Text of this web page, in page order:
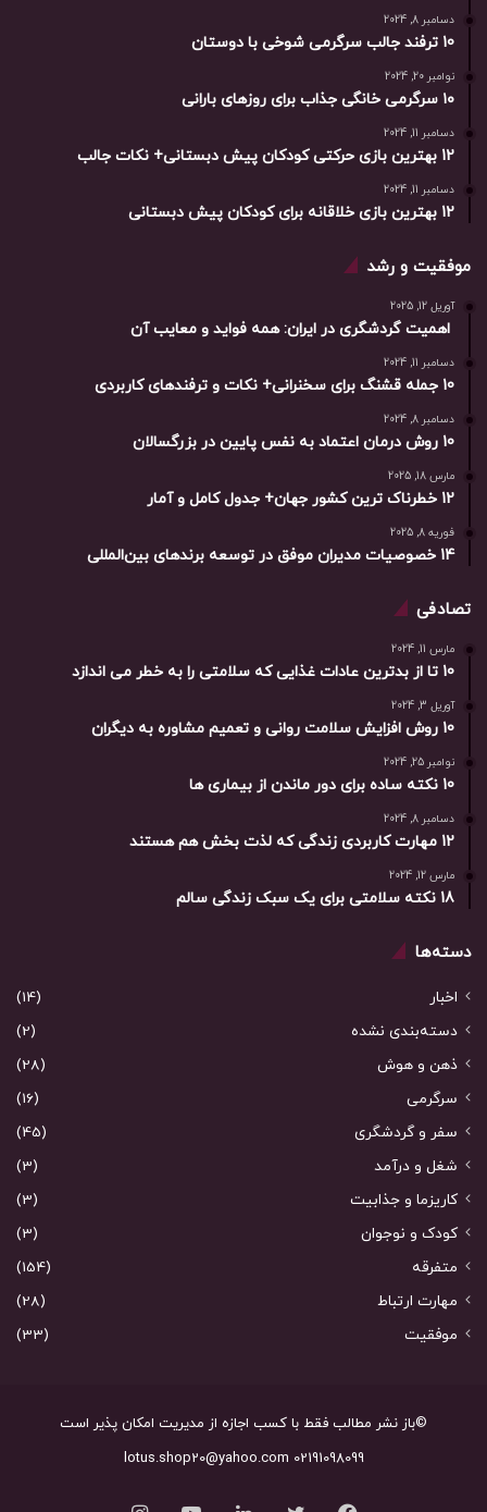
دسامبر 8, 2024
10 ترفند جالب سرگرمی شوخی با دوستان
نوامبر 20, 2024
۱۰ سرگرمی خانگی جذاب برای روزهای بارانی
دسامبر 11, 2024
12 بهترین بازی حرکتی کودکان پیش دبستانی+ نکات جالب
دسامبر 11, 2024
12 بهترین بازی خلاقانه برای کودکان پیش دبستانی
موفقیت و رشد
آوریل 12, 2025
اهمیت گردشگری در ایران: همه فواید و معایب آن
دسامبر 11, 2024
10 جمله قشنگ برای سخنرانی+ نکات و ترفندهای کاربردی
دسامبر 8, 2024
10 روش درمان اعتماد به نفس پایین در بزرگسالان
مارس 18, 2025
12 خطرناک ترین کشور جهان+ جدول کامل و آمار
فوریه 8, 2025
14 خصوصیات مدیران موفق در توسعه برندهای بین‌المللی
تصادفی
مارس 11, 2024
10 تا از بدترین عادات غذایی که سلامتی را به خطر می اندازد
آوریل 3, 2024
10 روش افزایش سلامت روانی و تعمیم مشاوره به دیگران
نوامبر 25, 2024
10 نکته ساده برای دور ماندن از بیماری ها
دسامبر 8, 2024
12 مهارت کاربردی زندگی که لذت بخش هم هستند
مارس 12, 2024
18 نکته سلامتی برای یک سبک زندگی سالم
دسته‌ها
اخبار
(14)
دسته‌بندی نشده
(2)
ذهن و هوش
(28)
سرگرمی
(16)
سفر و گردشگری
(45)
شغل و درآمد
(3)
کاریزما و جذابیت
(3)
کودک و نوجوان
(3)
متفرقه
(154)
مهارت ارتباط
(28)
موفقیت
(33)
©باز نشر مطالب فقط با کسب اجازه از مدیریت امکان پذیر است
02191098099 lotus.shop20@yahoo.com